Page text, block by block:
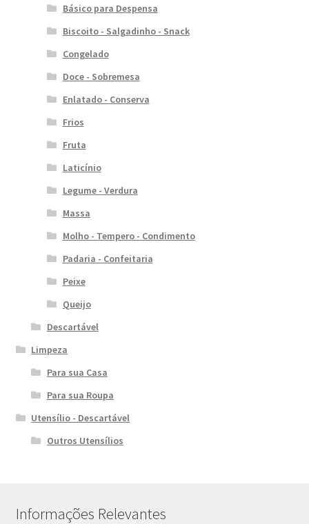
Básico para Despensa
Biscoito - Salgadinho - Snack
Congelado
Doce - Sobremesa
Enlatado - Conserva
Frios
Fruta
Laticínio
Legume - Verdura
Massa
Molho - Tempero - Condimento
Padaria - Confeitaria
Peixe
Queijo
Descartável
Limpeza
Para sua Casa
Para sua Roupa
Utensílio - Descartável
Outros Utensílios
Informações Relevantes